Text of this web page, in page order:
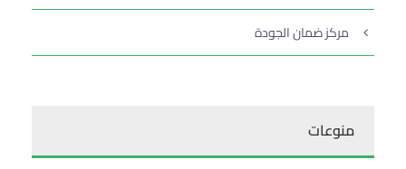
مركز ضمان الجودة
منوعات